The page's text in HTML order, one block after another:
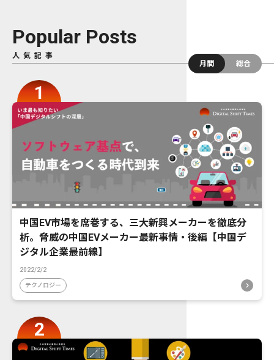
Popular Posts
人気記事
月間
総合
中国EV市場を席巻する、三大新興メーカーを徹底分
析。脅威の中国EVメーカー最新事情・後編【中国デ
ジタル企業最前線】
2022/2/2
テクノロジー